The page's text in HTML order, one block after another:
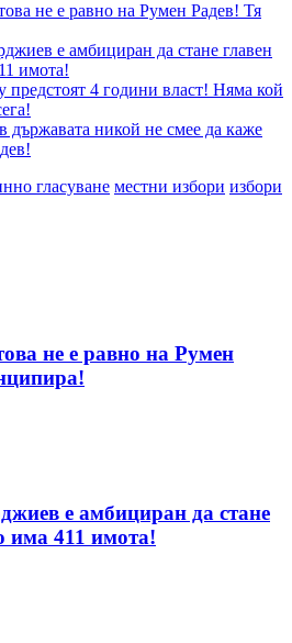
не е равно на Румен Радев! Тя
е амбициран да стане главен
имота!
предстоят 4 години власт! Няма кой
държавата никой не смее да каже
гласуване местни избори избори
не е равно на Румен
е амбициран да стане
има 411 имота!